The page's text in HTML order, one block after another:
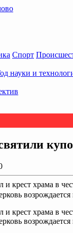
Спорт
науки и
и крест храма в
и крест храма в